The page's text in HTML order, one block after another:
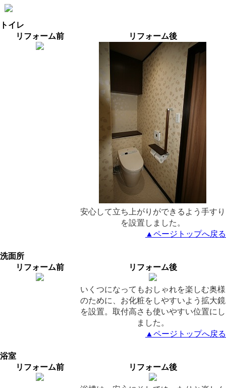
トイレ
リフォーム前
リフォーム後
安心して立ち上がりができるよう手すり
を設置しました。
▲ページトップへ戻る
洗面所
リフォーム前
リフォーム後
いくつになってもおしゃれを楽しむ奥様
のために、お化粧をしやすいよう拡大鏡
を設置。取付高さも使いやすい位置にし
ました。
▲ページトップへ戻る
浴室
リフォーム前
リフォーム後